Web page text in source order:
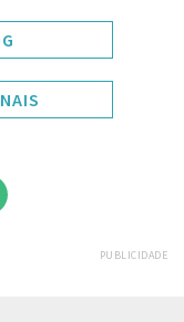
PUBLICIDADE